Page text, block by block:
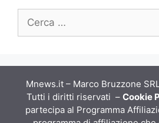
per:
Mnews.it – Marco Bruzzone
Tutti i diritti riservati – Cookie
partecipa al Programma